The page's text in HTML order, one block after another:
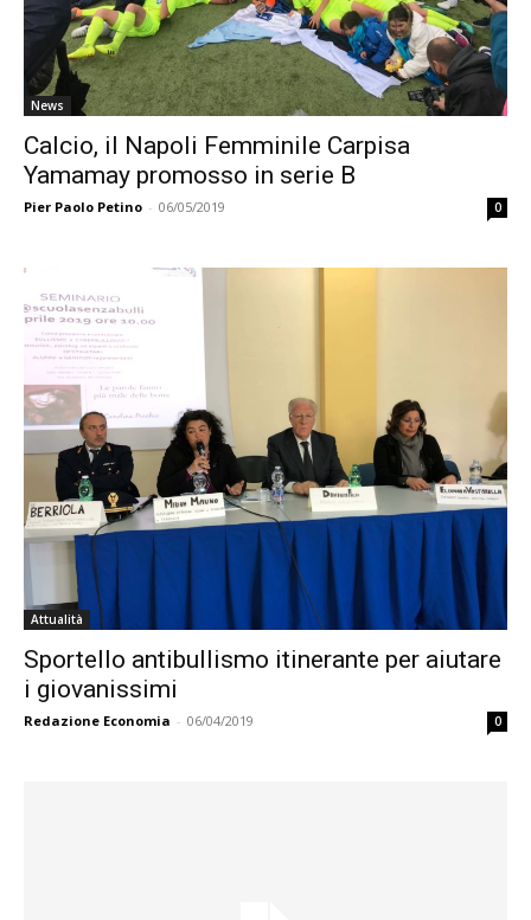
News
Calcio, il Napoli Femminile Carpisa
Yamamay promosso in serie B
Pier Paolo Petino - 06/05/2019 0
Attualità
Sportello antibullismo itinerante per aiutare
i giovanissimi
Redazione Economia - 06/04/2019 0